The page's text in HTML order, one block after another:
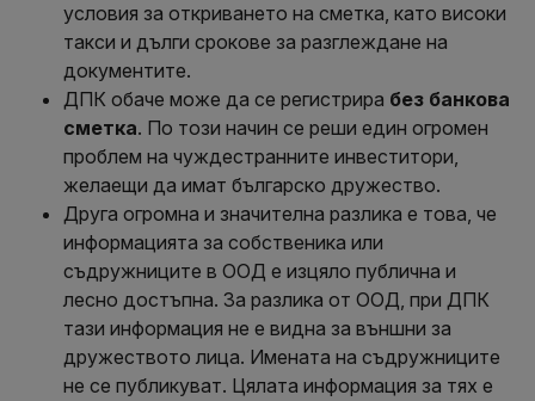
условия за откриването на сметка, като високи
такси и дълги срокове за разглеждане на
документите.
ДПК обаче може да се регистрира без банкова
сметка. По този начин се реши един огромен
проблем на чуждестранните инвеститори,
желаещи да имат българско дружество.
Друга огромна и значителна разлика е това, че
информацията за собственика или
съдружниците в ООД е изцяло публична и
лесно достъпна. За разлика от ООД, при ДПК
тази информация не е видна за външни за
дружеството лица. Имената на съдружниците
не се публикуват. Цялата информация за тях е